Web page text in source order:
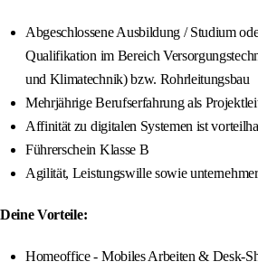
Abgeschlossene Ausbildung / Studium
Qualifikation im Bereich
und Klimatechnik) bzw. Rohrleitungsbau
Mehrjährige Berufserfahrung als
Affinität zu digitalen Systemen ist
Führerschein Klasse B
Agilität, Leistungswille sowie
Deine Vorteile:
Homeoffice - Mobiles Arbeiten & Desk-